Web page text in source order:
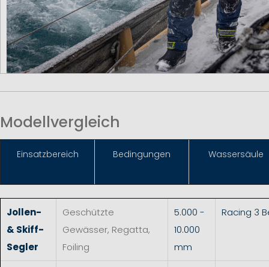
Modellvergleich
Einsatzbereich Bedingungen Wassersäule
Jollen-
& Skiff-
Segler
Geschützte
Gewässer, Regatta,
Foiling
5.000 -
10.000
mm
Racing 3